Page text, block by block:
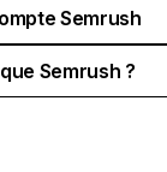
Semrush
Semrush ?